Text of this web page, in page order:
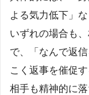
よる気力低下」
いずれの場合も
で、「なんで返
こく返事を催促す
相手も精神的に